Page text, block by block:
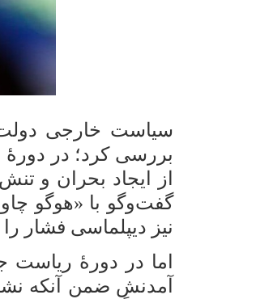
سیاست خارجی دولت
بررسی کرد؛ در
از ایجاد بحران و
گفت‌و‌گو با «هوگو
نیز دیپلماسی فشار
اما در دورۀ ریاست
آمدنش ضمن آنکه